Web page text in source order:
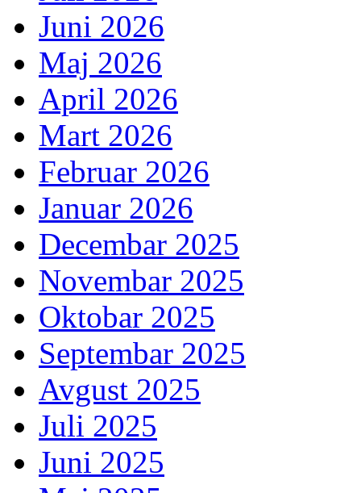
Juni 2026
Maj 2026
April 2026
Mart 2026
Februar 2026
Januar 2026
Decembar 2025
Novembar 2025
Oktobar 2025
Septembar 2025
Avgust 2025
Juli 2025
Juni 2025